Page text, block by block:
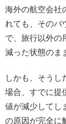
海外の航空会社
れても、そのバ
で、旅行以外の
減った状態のま
しかも、そうし
場合、すでに提
値が減少してし
の原因が完全に